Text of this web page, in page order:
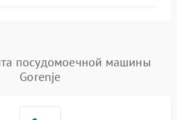
1800 ₽ Подробнее →
посудомоечной машины
Gorenje